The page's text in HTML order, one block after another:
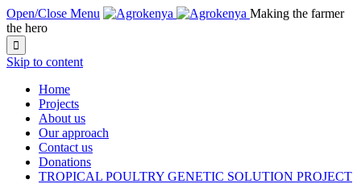
Open/Close Menu
Making the farmer
the hero

Skip to content
Home
Projects
About us
Our approach
Contact us
Donations
TROPICAL POULTRY GENETIC SOLUTION PROJECT